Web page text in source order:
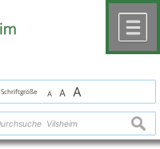
Schriftgröße A A A